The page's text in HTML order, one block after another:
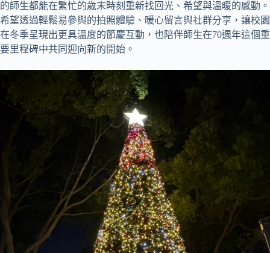
的師生都能在繁忙的歲末時刻重新找回光、希望與溫暖的感動。
希望透過輕鬆易參與的拍照體驗、暖心留言與社群分享，讓校園
在冬季呈現出更具溫度的節慶互動，也陪伴師生在70週年這個重
要里程碑中共同迎向新的開始。